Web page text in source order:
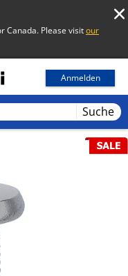
Canada. Please visitour
Anmelden
Suche